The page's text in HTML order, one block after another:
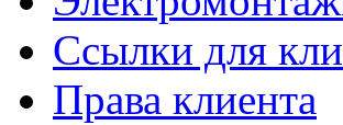
Ссылки для
Права клиента